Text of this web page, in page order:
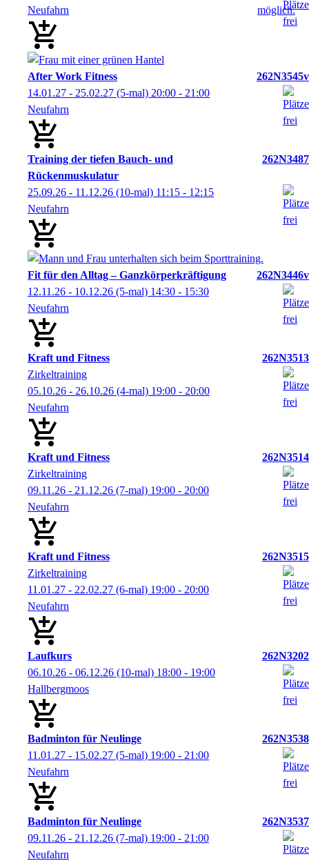
Neufahrn
After Work Fitness
262N3545v
14.01.27 - 25.02.27 (5-mal) 20:00 - 21:00
Neufahrn
Training der tiefen Bauch- und
Rückenmuskulatur
262N3487
25.09.26 - 11.12.26 (10-mal) 11:15 - 12:15
Neufahrn
Fit für den Alltag – Ganzkörperkräftigung
262N3446v
12.11.26 - 10.12.26 (5-mal) 14:30 - 15:30
Neufahrn
Kraft und Fitness
262N3513
Zirkeltraining
05.10.26 - 26.10.26 (4-mal) 19:00 - 20:00
Neufahrn
Kraft und Fitness
262N3514
Zirkeltraining
09.11.26 - 21.12.26 (7-mal) 19:00 - 20:00
Neufahrn
Kraft und Fitness
262N3515
Zirkeltraining
11.01.27 - 22.02.27 (6-mal) 19:00 - 20:00
Neufahrn
Laufkurs
262N3202
06.10.26 - 06.12.26 (10-mal) 18:00 - 19:00
Hallbergmoos
Badminton für Neulinge
262N3538
11.01.27 - 15.02.27 (5-mal) 19:00 - 21:00
Neufahrn
Badminton für Neulinge
262N3537
09.11.26 - 21.12.26 (7-mal) 19:00 - 21:00
Neufahrn